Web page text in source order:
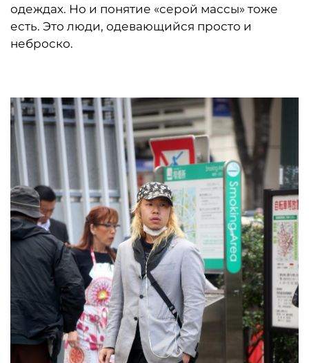
одеждах. Но и понятие «серой массы» тоже
есть. Это люди, одевающийся просто и
неброско.